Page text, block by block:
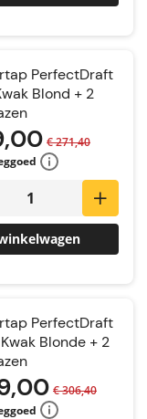
PerfectDraft
Blond + 2
€ 271,40
PerfectDraft
Blonde + 2
€ 306,40